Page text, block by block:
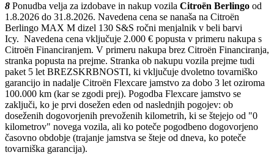
8 Ponudba velja za izdobave in nakup vozila Citroën Berlingo od
1.8.2026 do 31.8.2026. Navedena cena se nanaša na Citroën
Berlingo MAX M dizel 130 S&S ročni menjalnik v beli barvi
Icy. Navedena cena vključuje 2.000 € popusta v primeru nakupa s
Citroën Financiranjem. V primeru nakupa brez Citroën Financiranja,
stranka popusta na prejme. Stranka ob nakupu vozila prejme tudi
paket 5 let BREZSKRBNOSTI, ki vključuje dvoletno tovarniško
garancijo in nadalje Citroën Flexcare jamstvo za dobo 3 let oziroma
100.000 km (kar se zgodi prej). Pogodba Flexcare jamstvo se
zaključi, ko je prvi dosežen eden od naslednjih pogojev: ob
doseženih dogovorjenih prevoženih kilometrih, ki se štejejo od "0
kilometrov" novega vozila, ali ko poteče pogodbeno dogovorjeno
časovno obdobje (trajanje jamstva se šteje od dneva, ko poteče
tovarniška garancija).